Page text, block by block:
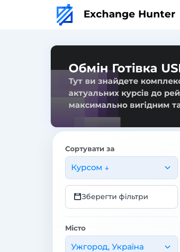
Exchange Hunter
Обмін Готівка
Тут ви знайдете
актуальних курсів до
максимально вигідним
Сортувати за
Курсом ↓
Зберегти фільтри
Місто
Ужгород, Україна